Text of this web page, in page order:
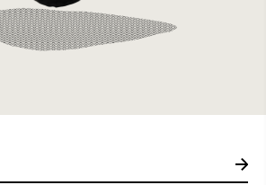
Sheepskin Mitt Svart